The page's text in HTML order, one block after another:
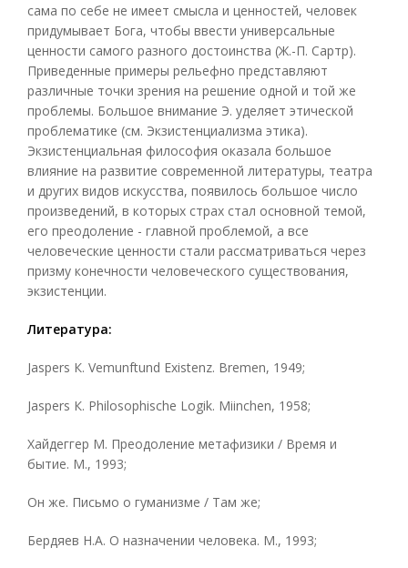
сама по себе не имеет смысла и ценностей, человек
придумывает Бога, чтобы ввести универсальные
ценности самого разного достоинства (Ж.-П. Сартр).
Приведенные примеры рельефно представляют
различные точки зрения на решение одной и той же
проблемы. Большое внимание Э. уделяет этической
проблематике (см. Экзистенциализма этика).
Экзистенциальная философия оказала большое
влияние на развитие современной литературы, театра
и других видов искусства, появилось большое число
произведений, в которых страх стал основной темой,
его преодоление - главной проблемой, а все
человеческие ценности стали рассматриваться через
призму конечности человеческого существования,
экзистенции.
Литература:
Jaspers К. Vemunftund Existenz. Bremen, 1949;
Jaspers К. Philosophische Logik. Miinchen, 1958;
Хайдеггер M. Преодоление метафизики / Время и
бытие. М., 1993;
Он же. Письмо о гуманизме / Там же;
Бердяев Н.А. О назначении человека. М., 1993;